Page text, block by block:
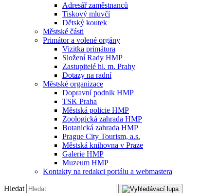
Adresář zaměstnanců
Tiskový mluvčí
Dětský koutek
Městské části
Primátor a volené orgány
Vizitka primátora
Složení Rady HMP
Zastupitelé hl. m. Prahy
Dotazy na radní
Městské organizace
Dopravní podnik HMP
TSK Praha
Městská policie HMP
Zoologická zahrada HMP
Botanická zahrada HMP
Prague City Tourism, a.s.
Městská knihovna v Praze
Galerie HMP
Muzeum HMP
Kontakty na redakci portálu a webmastera
Hledat